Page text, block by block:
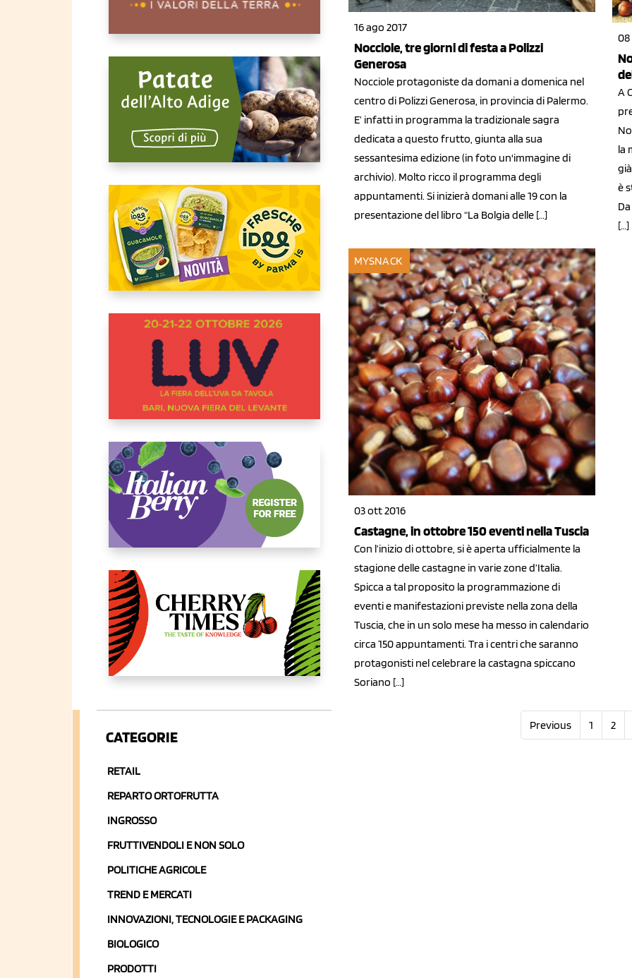
CATEGORIE
RETAIL
REPARTO ORTOFRUTTA
INGROSSO
FRUTTIVENDOLI E NON SOLO
POLITICHE AGRICOLE
TREND E MERCATI
INNOVAZIONI, TECNOLOGIE E PACKAGING
BIOLOGICO
PRODOTTI
16 ago 2017
Nocciole, tre giorni di festa a Polizzi
Generosa
Nocciole protagoniste da domani a domenica nel
centro di Polizzi Generosa, in provincia di Palermo.
E’ infatti in programma la tradizionale sagra
dedicata a questo frutto, giunta alla sua
sessantesima edizione (in foto un'immagine di
archivio). Molto ricco il programma degli
appuntamenti. Si inizierà domani alle 19 con la
presentazione del libro “La Bolgia delle […]
08
A
la
è
[…]
MYSNACK
03 ott 2016
Castagne, in ottobre 150 eventi nella Tuscia
Con l’inizio di ottobre, si è aperta ufficialmente la
stagione delle castagne in varie zone d’Italia.
Spicca a tal proposito la programmazione di
eventi e manifestazioni previste nella zona della
Tuscia, che in un solo mese ha messo in calendario
circa 150 appuntamenti. Tra i centri che saranno
protagonisti nel celebrare la castagna spiccano
Soriano […]
Previous 1 2